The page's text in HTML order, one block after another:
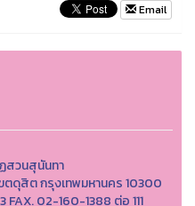
Email
สวนสุนันทา
ตดุสิต กรุงเทพมหานคร 10300
02-160-1388 ต่อ 111